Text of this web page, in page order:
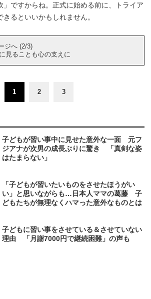
」ですからね。正式に始める前に、トライア
るといいかもしれません。
ジへ (2/3)
見ることも心の支えに
1 2 3
子どもが習い事中に見せた意外な一面 元フ
ジアナが次男の成長ぶりに驚き 「真剣な姿
はたまらない」
「子どもが習いたいものをさせたほうがい
い」と思いながらも…日本人ママの葛藤 子
どもたちが無理なくハマった意外なものとは
子どもに習い事をさせている＆させていない
理由 「月謝7000円で継続困難」の声も